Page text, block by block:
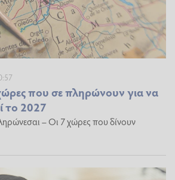
που σε πληρώνουν για να
το 2027
– Οι 7 χώρες που δίνουν